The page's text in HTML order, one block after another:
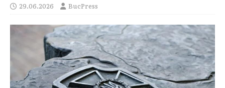
29.06.2026 BucPress